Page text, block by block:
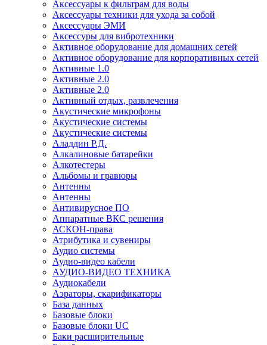
Аксессуары к фильтрам для воды
Аксессуары техники для ухода за собой
Аксессуары ЭМИ
Аксессуры для вибротехники
Активное оборудование для домашних сетей
Активное оборудование для корпоративных сетей
Активные 1.0
Активные 2.0
Активные 2.0
Активный отдых, развлечения
Акустические микрофоны
Акустические системы
Акустические системы
Аладдин Р.Д.
Алкалиновые батарейки
Алкотестеры
Альбомы и гравюры
Антенны
Антенны
Антивирусное ПО
Аппаратные ВКС решения
АСКОН-права
Атрибутика и сувениры
Аудио системы
Аудио-видео кабели
АУДИО-ВИДЕО ТЕХНИКА
Аудиокабели
Аэраторы, скарификаторы
База данных
Базовые блоки
Базовые блоки UC
Баки расширительные